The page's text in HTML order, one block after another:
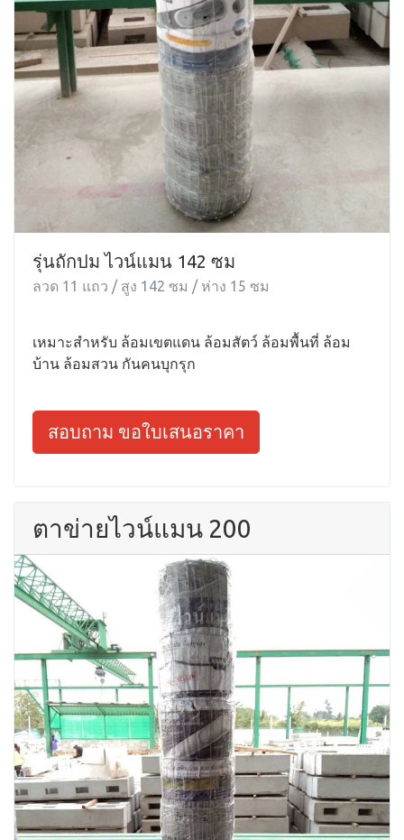
รุ่นถักปม ไวน์แมน 142 ซม
ลวด 11 แถว / สูง 142 ซม / ห่าง 15 ซม
เหมาะสำหรับ ล้อมเขตแดน ล้อมสัตว์ ล้อมพื้นที่ ล้อม
บ้าน ล้อมสวน กันคนบุกรุก
สอบถาม ขอใบเสนอราคา
ตาข่ายไวน์แมน 200